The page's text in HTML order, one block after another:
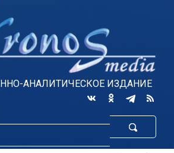
АНАЛИТИЧЕСКОЕ ИЗДАНИЕ